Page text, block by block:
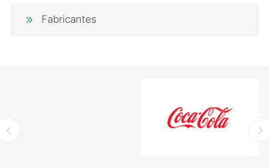
Fabricantes